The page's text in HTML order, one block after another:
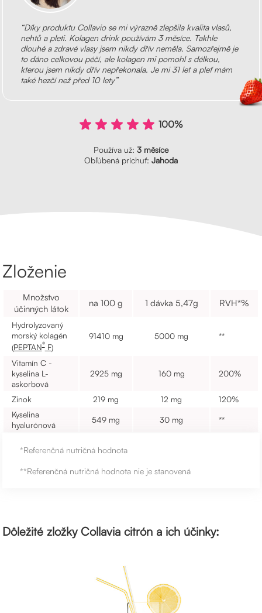
“Díky produktu Collavio se mi výrazně zlepšila kvalita vlasů,
nehtů a pleti. Kolagen drink používám 3 měsíce. Takhle
dlouhé a zdravé vlasy jsem nikdy dřív neměla. Samozřejmě je
to dáno celkovou péčí, ale kolagen mi pomohl s délkou,
kterou jsem nikdy dřív nepřekonala. Je mi 31 let a pleť mám
také hezčí než před 10 lety”
100%
Používa už: 3 měsíce
Obľúbená príchuť: Jahoda
Zloženie
Množstvo
účinných látok
na 100 g 1 dávka 5,47g RVH*%
Hydrolyzovaný
morský kolagén
(PEPTAN®F)
91410 mg 5000 mg **
Vitamín C -
kyselina L-
askorbová
2925 mg 160 mg 200%
Zinok 219 mg 12 mg
120%
Kyselina
hyalurónová
549 mg 30 mg **
*Referenčná nutričná hodnota
**Referenčná nutričná hodnota nie je stanovená
Dôležité zložky Collavia citrón a ich účinky: